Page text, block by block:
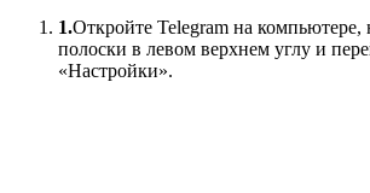
1.Откройте Telegram на компьютере,
полоски в левом верхнем углу и
«Настройки».